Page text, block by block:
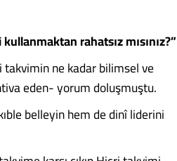
rahatsız mısınız?”
takvimin ne kadar bilimsel ve
eden- yorum doluşmuştu.
belleyin hem de dinî liderini